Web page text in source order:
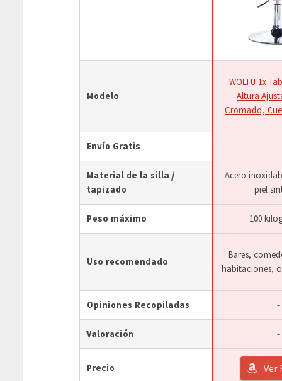
Modelo
WOLTU 1x
Altura
Cromado,
Envío Gratis -
Material de la silla /
tapizado
Acero
piel
Peso máximo 100
Uso recomendado
Bares,
habitaciones,
Opiniones Recopiladas -
Valoración -
Precio Ver